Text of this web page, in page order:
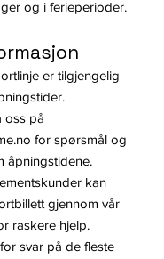
og i ferieperioder.
er tilgjengelig
oss på
for spørsmål og
åpningstidene.
kan
gjennom vår
raskere hjelp.
for svar på de fleste